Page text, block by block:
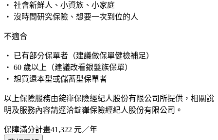
・ 社會新鮮人、小資族、小家庭
・ 沒時間研究保險、想要一次到位的人
不適合
・ 已有部分保單者（建議做保單健檢補足）
・ 60 歲以上（建議改看銀髮族保單）
・ 想買還本型或儲蓄型保單者
以上保險服務由錠嵂保險經紀人股份有限公司所提供，相關說
明及服務內容請逕洽錠嵂保險經紀人股份有限公司。
保障滿分計畫41,322 元／年